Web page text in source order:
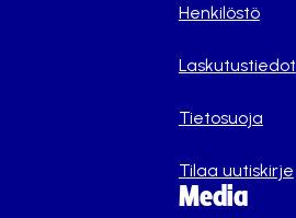
Henkilöstö
Laskutustiedot
Tietosuoja
Tilaa uutiskirje
Media